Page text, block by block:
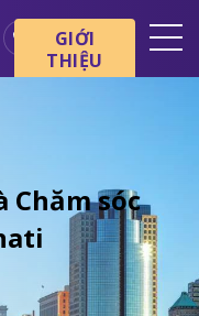
GIỚI
THIỆU
Chăm sóc